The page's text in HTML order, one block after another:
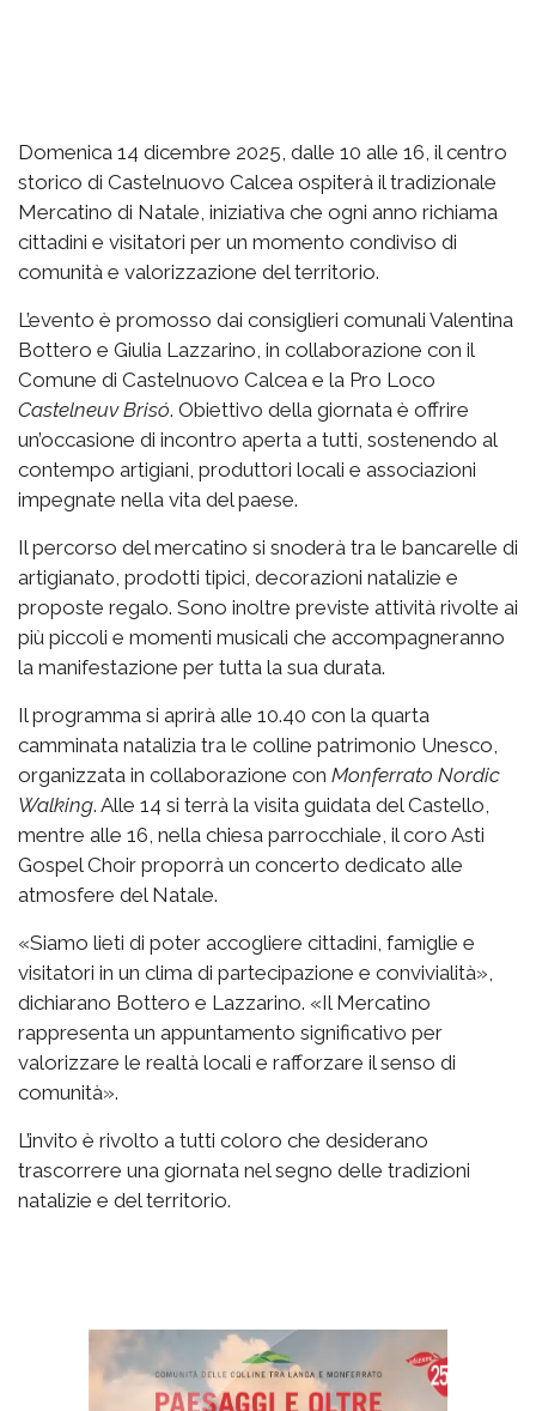
Domenica 14 dicembre 2025, dalle 10 alle 16, il centro
storico di Castelnuovo Calcea ospiterà il tradizionale
Mercatino di Natale, iniziativa che ogni anno richiama
cittadini e visitatori per un momento condiviso di
comunità e valorizzazione del territorio.
L’evento è promosso dai consiglieri comunali Valentina
Bottero e Giulia Lazzarino, in collaborazione con il
Comune di Castelnuovo Calcea e la Pro Loco
Castelneuv Brisó. Obiettivo della giornata è offrire
un’occasione di incontro aperta a tutti, sostenendo al
contempo artigiani, produttori locali e associazioni
impegnate nella vita del paese.
Il percorso del mercatino si snoderà tra le bancarelle di
artigianato, prodotti tipici, decorazioni natalizie e
proposte regalo. Sono inoltre previste attività rivolte ai
più piccoli e momenti musicali che accompagneranno
la manifestazione per tutta la sua durata.
Il programma si aprirà alle 10.40 con la quarta
camminata natalizia tra le colline patrimonio Unesco,
organizzata in collaborazione con Monferrato Nordic
Walking. Alle 14 si terrà la visita guidata del Castello,
mentre alle 16, nella chiesa parrocchiale, il coro Asti
Gospel Choir proporrà un concerto dedicato alle
atmosfere del Natale.
«Siamo lieti di poter accogliere cittadini, famiglie e
visitatori in un clima di partecipazione e convivialità»,
dichiarano Bottero e Lazzarino. «Il Mercatino
rappresenta un appuntamento significativo per
valorizzare le realtà locali e rafforzare il senso di
comunità».
L’invito è rivolto a tutti coloro che desiderano
trascorrere una giornata nel segno delle tradizioni
natalizie e del territorio.